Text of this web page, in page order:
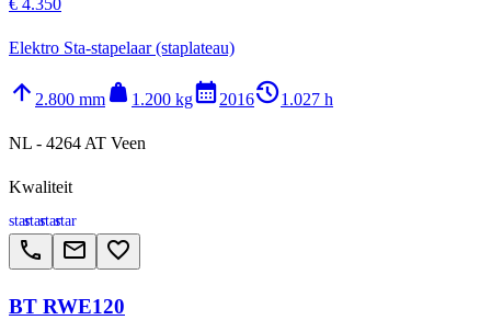
€ 4.350
Elektro Sta-stapelaar (staplateau)
arrow_upward 2.800 mm weight 1.200 kgcalendar_month2016history_21.027 h
NL - 4264 AT Veen
Kwaliteit
starstarstarstar
call email favorite_border
BT RWE120